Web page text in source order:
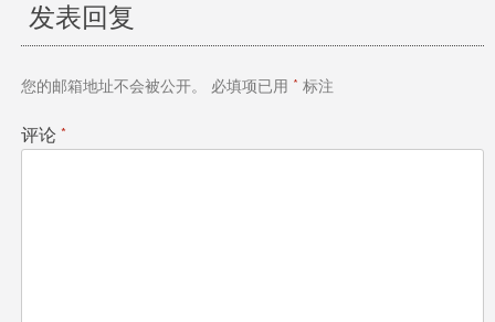
发表回复
您的邮箱地址不会被公开。 必填项已用 * 标注
评论 *